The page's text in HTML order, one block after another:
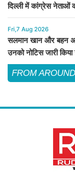
दिल्ली में कांग्रेस नेताओं
Fri,7 Aug 2026
सलमान खान और बहन
उनको नोटिस जारी किया
FROM